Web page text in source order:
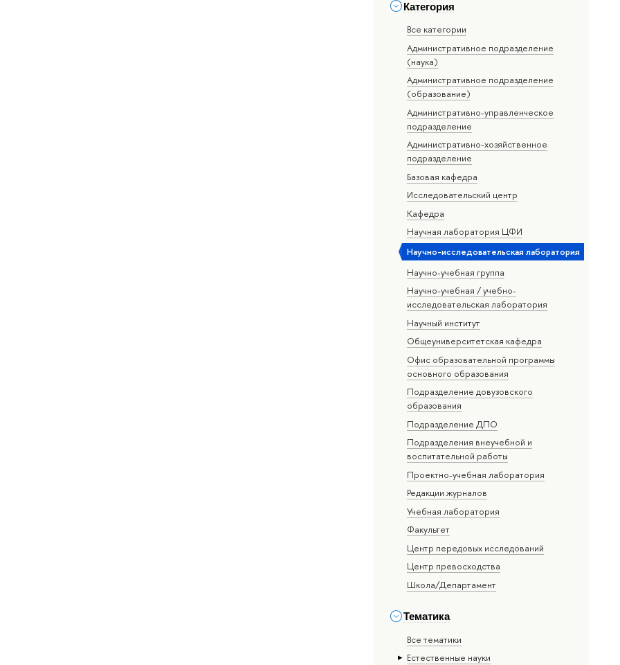
Категория
Все категории
Административное подразделение
(наука)
Административное подразделение
(образование)
Административно-управленческое
подразделение
Административно-хозяйственное
подразделение
Базовая кафедра
Исследовательский центр
Кафедра
Научная лаборатория ЦФИ
Научно-исследовательская лаборатория
Научно-учебная группа
Научно-учебная / учебно-
исследовательская лаборатория
Научный институт
Общеуниверситетская кафедра
Офис образовательной программы
основного образования
Подразделение довузовского
образования
Подразделение ДПО
Подразделения внеучебной и
воспитательной работы
Проектно-учебная лаборатория
Редакции журналов
Учебная лаборатория
Факультет
Центр передовых исследований
Центр превосходства
Школа/Департамент
Тематика
Все тематики
Естественные науки